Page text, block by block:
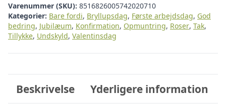
Varenummer (SKU): 8516826005742020710
Kategorier: Bare fordi, Bryllupsdag, Første arbejdsdag, God
bedring, Jubilæum, Konfirmation, Opmuntring, Roser, Tak,
Tillykke, Undskyld, Valentinsdag
Beskrivelse Yderligere information